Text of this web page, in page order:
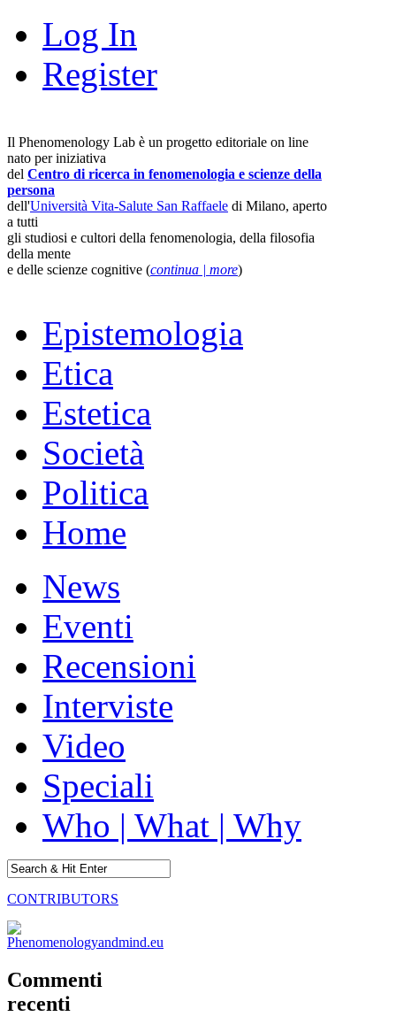
Log In
Register
Il Phenomenology Lab è un progetto editoriale on line
nato per iniziativa
del Centro di ricerca in fenomenologia e scienze della
persona
dell'Università Vita-Salute San Raffaele di Milano, aperto
a tutti
gli studiosi e cultori della fenomenologia, della filosofia
della mente
e delle scienze cognitive (continua | more)
Epistemologia
Etica
Estetica
Società
Politica
Home
News
Eventi
Recensioni
Interviste
Video
Speciali
Who | What | Why
CONTRIBUTORS
Commenti
recenti